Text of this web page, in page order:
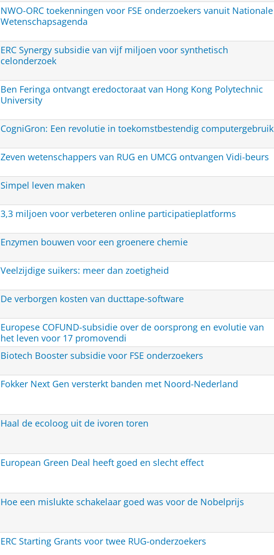
NWO-ORC toekenningen voor FSE onderzoekers vanuit Nationale
Wetenschapsagenda
ERC Synergy subsidie van vijf miljoen voor synthetisch
celonderzoek
Ben Feringa ontvangt eredoctoraat van Hong Kong Polytechnic
University
CogniGron: Een revolutie in toekomstbestendig computergebruik
Zeven wetenschappers van RUG en UMCG ontvangen Vidi-beurs
Simpel leven maken
3,3 miljoen voor verbeteren online participatieplatforms
Enzymen bouwen voor een groenere chemie
Veelzijdige suikers: meer dan zoetigheid
De verborgen kosten van ducttape-software
Europese COFUND-subsidie over de oorsprong en evolutie van
het leven voor 17 promovendi
Biotech Booster subsidie voor FSE onderzoekers
Fokker Next Gen versterkt banden met Noord-Nederland
Haal de ecoloog uit de ivoren toren
European Green Deal heeft goed en slecht effect
Hoe een mislukte schakelaar goed was voor de Nobelprijs
ERC Starting Grants voor twee RUG-onderzoekers